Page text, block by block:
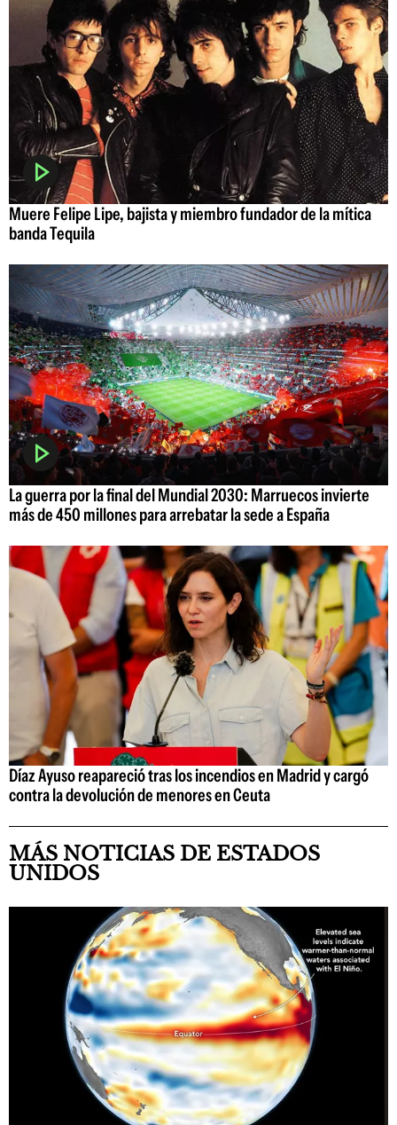
Muere Felipe Lipe, bajista y miembro fundador de la mítica
banda Tequila
La guerra por la final del Mundial 2030: Marruecos invierte
más de 450 millones para arrebatar la sede a España
Díaz Ayuso reapareció tras los incendios en Madrid y cargó
contra la devolución de menores en Ceuta
MÁS NOTICIAS DE ESTADOS
UNIDOS